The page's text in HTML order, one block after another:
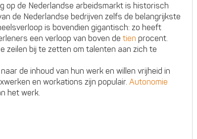
op de Nederlandse arbeidsmarkt is historisch
de Nederlandse bedrijven zelfs de belangrijkste
is bovendien gigantisch: zo heeft
een verloop van boven de tien procent.
zeilen bij te zetten om talenten aan zich te
naar de inhoud van hun werk en willen vrijheid in
en workations zijn populair. Autonomie
het werk.